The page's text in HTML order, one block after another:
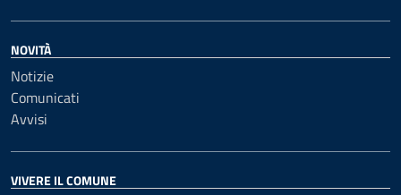
NOVITÀ
Notizie
Comunicati
Avvisi
VIVERE IL COMUNE